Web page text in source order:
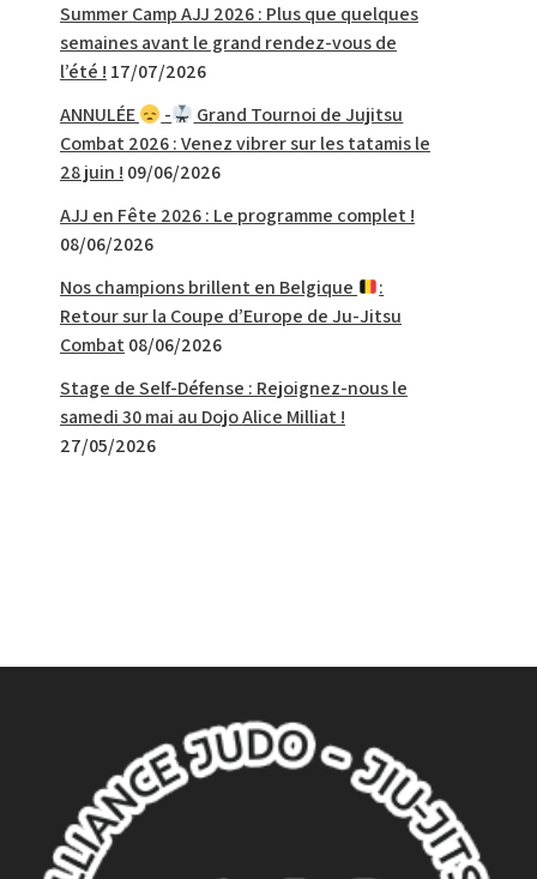
Summer Camp AJJ 2026 : Plus que quelques
semaines avant le grand rendez-vous de
l’été ! 17/07/2026
ANNULÉE
-
Grand Tournoi de Jujitsu
Combat 2026 : Venez vibrer sur les tatamis le
28 juin ! 09/06/2026
AJJ en Fête 2026 : Le programme complet !
08/06/2026
Nos champions brillent en Belgique
:
Retour sur la Coupe d’Europe de Ju-Jitsu
Combat 08/06/2026
Stage de Self-Défense : Rejoignez-nous le
samedi 30 mai au Dojo Alice Milliat !
27/05/2026